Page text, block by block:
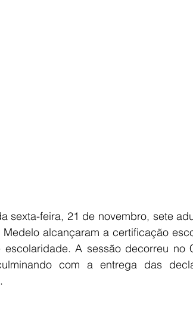
sexta-feira, 21 de novembro, sete
Medelo alcançaram a certificação
escolaridade. A sessão decorreu
com a entrega das